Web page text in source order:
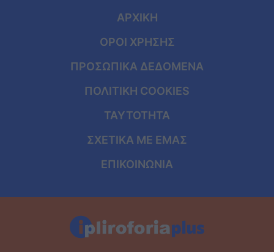
ΑΡΧΙΚΗ
ΟΡΟΙ ΧΡΗΣΗΣ
ΠΡΟΣΩΠΙΚΑ ΔΕΔΟΜΕΝΑ
ΠΟΛΙΤΙΚΗ COOKIES
ΤΑΥΤΟΤΗΤΑ
ΣΧΕΤΙΚΑ ΜΕ ΕΜΑΣ
ΕΠΙΚΟΙΝΩΝΙΑ